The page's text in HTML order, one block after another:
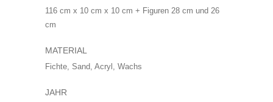
116 cm x 10 cm x 10 cm + Figuren 28 cm und 26
cm
MATERIAL
Fichte, Sand, Acryl, Wachs
JAHR